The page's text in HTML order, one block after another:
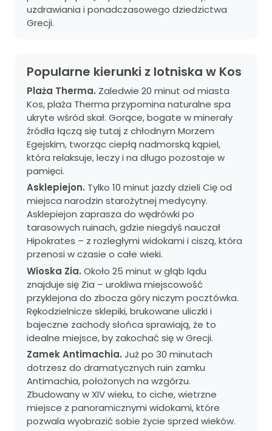
uzdrawiania i ponadczasowego dziedzictwa
Grecji.
Popularne kierunki z lotniska w Kos
Plaża Therma. Zaledwie 20 minut od miasta
Kos, plaża Therma przypomina naturalne spa
ukryte wśród skał. Gorące, bogate w minerały
źródła łączą się tutaj z chłodnym Morzem
Egejskim, tworząc ciepłą nadmorską kąpiel,
która relaksuje, leczy i na długo pozostaje w
pamięci.
Asklepiejon. Tylko 10 minut jazdy dzieli Cię od
miejsca narodzin starożytnej medycyny.
Asklepiejon zaprasza do wędrówki po
tarasowych ruinach, gdzie niegdyś nauczał
Hipokrates – z rozległymi widokami i ciszą, która
przenosi w czasie o całe wieki.
Wioska Zia. Około 25 minut w głąb lądu
znajduje się Zia – urokliwa miejscowość
przyklejona do zbocza góry niczym pocztówka.
Rękodzielnicze sklepiki, brukowane uliczki i
bajeczne zachody słońca sprawiają, że to
idealne miejsce, by zakochać się w Grecji.
Zamek Antimachia. Już po 30 minutach
dotrzesz do dramatycznych ruin zamku
Antimachia, położonych na wzgórzu.
Zbudowany w XIV wieku, to ciche, wietrzne
miejsce z panoramicznymi widokami, które
pozwala wyobrazić sobie życie sprzed wieków.